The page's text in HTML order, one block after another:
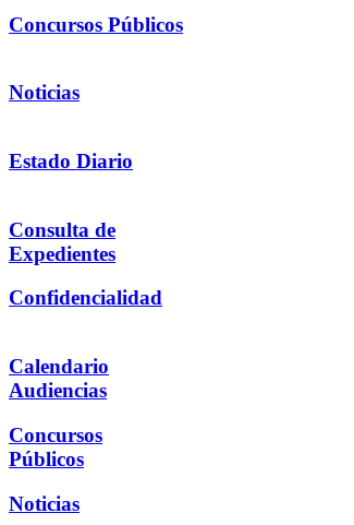
Concursos Públicos
Noticias
Estado Diario
Consulta de
Expedientes
Confidencialidad
Calendario
Audiencias
Concursos
Públicos
Noticias